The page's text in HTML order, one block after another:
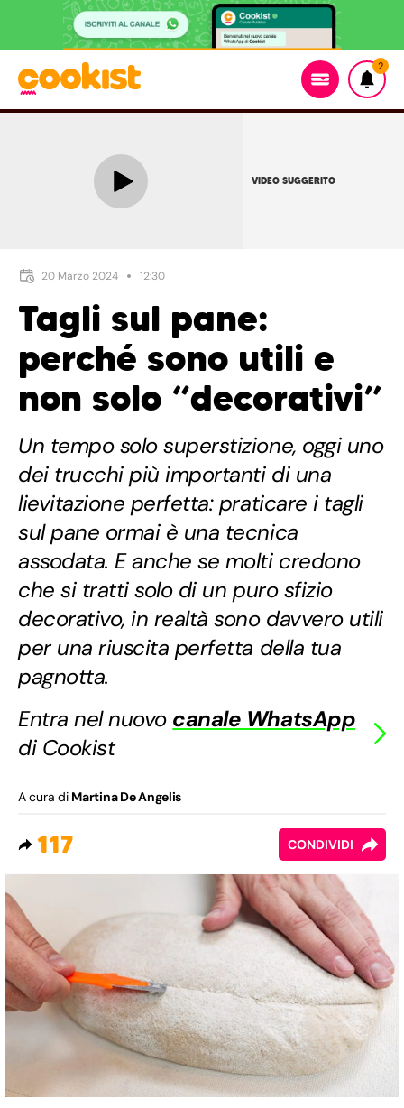
2
VIDEO SUGGERITO
20 Marzo 2024 12:30
Tagli sul pane:
perché sono utili e
non solo “decorativi”
Un tempo solo superstizione, oggi uno
dei trucchi più importanti di una
lievitazione perfetta: praticare i tagli
sul pane ormai è una tecnica
assodata. E anche se molti credono
che si tratti solo di un puro sfizio
decorativo, in realtà sono davvero utili
per una riuscita perfetta della tua
pagnotta.
Entra nel nuovo canale WhatsApp
di Cookist
A cura di Martina De Angelis
117 CONDIVIDI